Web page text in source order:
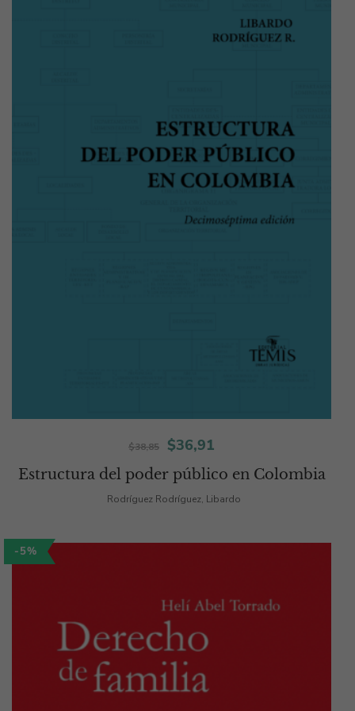
Estructura del poder público en Colombia
$38,85
El
precio
original
$36,91
precio
actual
Rodríguez Rodríguez, Libardo
-5%